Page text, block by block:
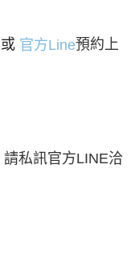
或 官方Line預約上
私訊官方LINE洽